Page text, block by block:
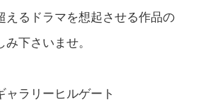
えるドラマを想起させる作品の
下さいませ。
ヒルゲート